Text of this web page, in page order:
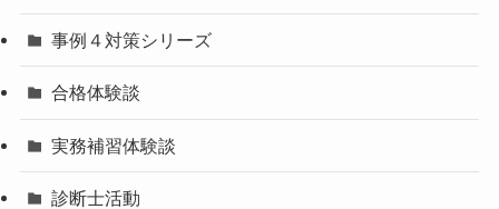
事例４対策シリーズ
合格体験談
実務補習体験談
診断士活動